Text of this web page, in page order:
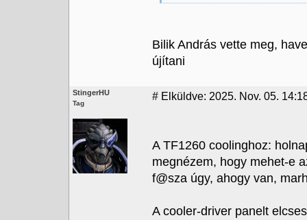
Bilik András vette meg,
újítani
StingerHU
Tag
# Elküldve: 2025. Nov. 05.
A TF1260 coolinghoz:
megnézem, hogy mehet-e
f@sza úgy, ahogy van,
A cooler-driver panelt